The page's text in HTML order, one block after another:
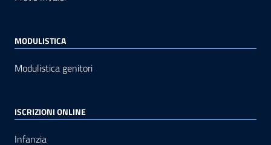
MODULISTICA
Modulistica genitori
ISCRIZIONI ONLINE
Infanzia